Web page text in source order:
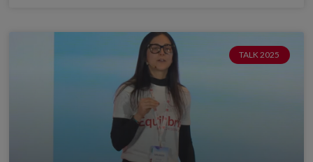
TALK 2025